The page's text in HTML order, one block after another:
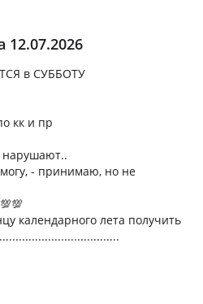
12.07.2026
в СУББОТУ
кк и пр
нарушают..
- принимаю, но не
календарного лета получить